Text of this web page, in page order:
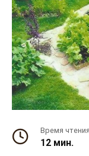
Время чтения
12 мин.